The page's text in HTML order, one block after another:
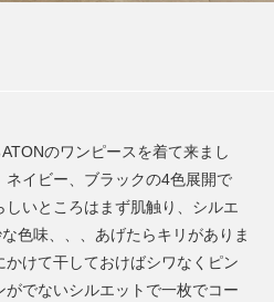
のワンピースを着て来まし
イビー、ブラックの4色展開で
いところはまず肌触り、シルエ
色味、、、あげたらキリがありま
けて干しておけばシワなくピン
でないシルエットで一枚でコー